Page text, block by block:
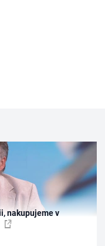
nakupujeme v